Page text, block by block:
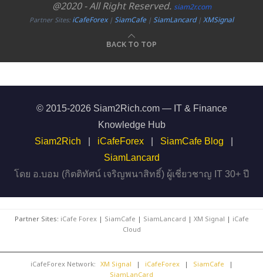
@2020 - All Right Reserved. siam2r.com
Partner Sites:iCafeForex|SiamCafe|SiamLancard|XMSignal
BACK TO TOP
© 2015-2026 Siam2Rich.com — IT & Finance
Knowledge Hub
Siam2Rich
iCafeForex SiamCafe Blog
SiamLancard
โดย อ.บอม (กิตติทัศน์ เจริญพนาสิทธิ์) ผู้เชี่ยวชาญ IT 30+ ปี
Partner Sites: iCafe Forex| SiamCafe | SiamLancard | XM Signal | iCafe
Cloud
iCafeForex Network: XM Signal | iCafeForex | SiamCafe
|
SiamLanCard